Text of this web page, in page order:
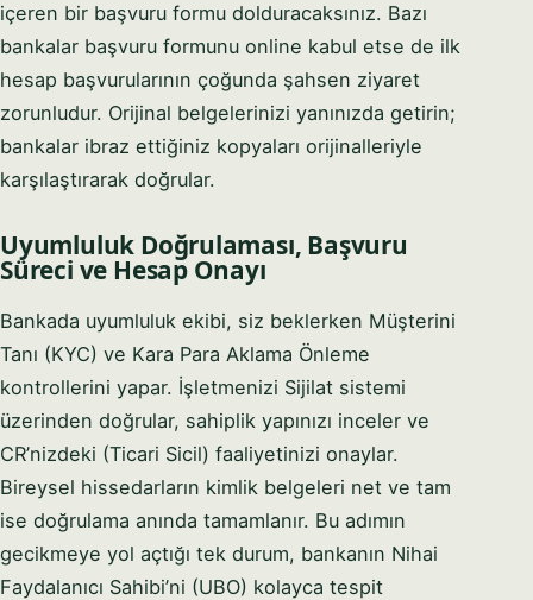
içeren bir başvuru formu dolduracaksınız. Bazı
bankalar başvuru formunu online kabul etse de ilk
hesap başvurularının çoğunda şahsen ziyaret
zorunludur. Orijinal belgelerinizi yanınızda getirin;
bankalar ibraz ettiğiniz kopyaları orijinalleriyle
karşılaştırarak doğrular.
Uyumluluk Doğrulaması, Başvuru
Süreci ve Hesap Onayı
Bankada uyumluluk ekibi, siz beklerken Müşterini
Tanı (KYC) ve Kara Para Aklama Önleme
kontrollerini yapar. İşletmenizi Sijilat sistemi
üzerinden doğrular, sahiplik yapınızı inceler ve
CR’nizdeki (Ticari Sicil) faaliyetinizi onaylar.
Bireysel hissedarların kimlik belgeleri net ve tam
ise doğrulama anında tamamlanır. Bu adımın
gecikmeye yol açtığı tek durum, bankanın Nihai
Faydalanıcı Sahibi’ni (UBO) kolayca tespit
Great to have you here! I'm Syeda Khatoon
Zahra from Setup in Bahrain. We help investors
from around the world register companies
quickly and smoothly. 👉 Tell me — what type
of business activity are you planning?
09:00 AM
EMAIL ADDRESS
PHONE / WHATSAPP
I CAN HELP YOU WITH…
Start chatting →
Skip for now
No obligation · Replies within 1 business hour · Your data stays
private.